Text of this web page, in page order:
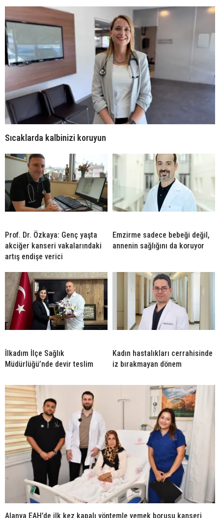
Sıcaklarda kalbinizi koruyun
Prof. Dr. Özkaya: Genç yaşta
akciğer kanseri vakalarındaki
artış endişe verici
Emzirme sadece bebeği değil,
annenin sağlığını da koruyor
İlkadım İlçe Sağlık
Müdürlüğü’nde devir teslim
Kadın hastalıkları cerrahisinde
iz bırakmayan dönem
Alanya EAH’de ilk kez kapalı yöntemle yemek borusu kanseri